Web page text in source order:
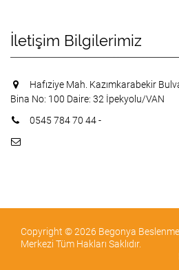
İletişim Bilgilerimiz
Hafıziye Mah. Kazımkarabekir
Bina No: 100 Daire: 32 İpekyolu/VAN
0545 784 70 44 -
Copyright © 2026 Begonya Beslenme
Merkezi Tüm Hakları Saklıdır.